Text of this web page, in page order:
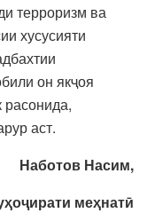
терроризм ва
хусусияти
он якҷоя
расонида,
аст.
Наботов Насим,
меҳнатӣ